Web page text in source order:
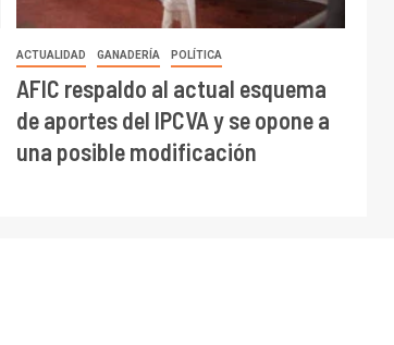
ACTUALIDAD GANADERÍA POLÍTICA
AFIC respaldo al actual esquema
de aportes del IPCVA y se opone a
una posible modificación